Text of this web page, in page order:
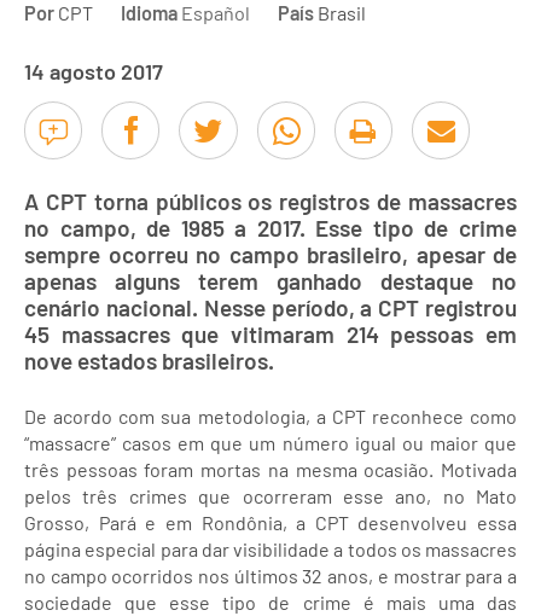
Por CPT Idioma Español País Brasil
14 agosto 2017
A CPT torna públicos os registros de massacres
no campo, de 1985 a 2017. Esse tipo de crime
sempre ocorreu no campo brasileiro, apesar de
apenas alguns terem ganhado destaque no
cenário nacional. Nesse período, a CPT registrou
45 massacres que vitimaram 214 pessoas em
nove estados brasileiros.
De acordo com sua metodologia, a CPT reconhece como
“massacre” casos em que um número igual ou maior que
três pessoas foram mortas na mesma ocasião. Motivada
pelos três crimes que ocorreram esse ano, no Mato
Grosso, Pará e em Rondônia, a CPT desenvolveu essa
página especial para dar visibilidade a todos os massacres
no campo ocorridos nos últimos 32 anos, e mostrar para a
sociedade que esse tipo de crime é mais uma das